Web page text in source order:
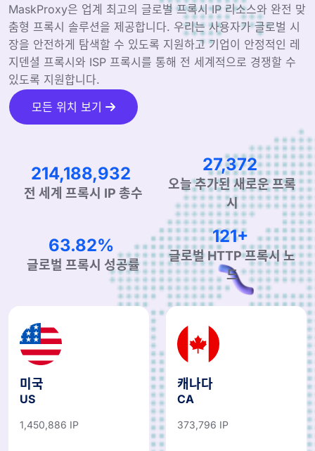
MaskProxy은 업계 최고의 글로벌 프록시 IP 리소스와 완전 맞
춤형 프록시 솔루션을 제공합니다. 우리는 사용자가 글로벌 시
장을 안전하게 탐색할 수 있도록 지원하고 기업이 안정적인 레
지덴셜 프록시와 ISP 프록시를 통해 전 세계적으로 경쟁할 수
있도록 지원합니다.
모든 위치 보기
327,605,612
전 세계 프록시 IP 총수
41,568
오늘 추가된 새로운 프록
시
97.15%
글로벌 프록시 성공률
184+
글로벌 HTTP 프록시 노
드
미국
US
1,450,886 IP
캐나다
CA
373,796 IP